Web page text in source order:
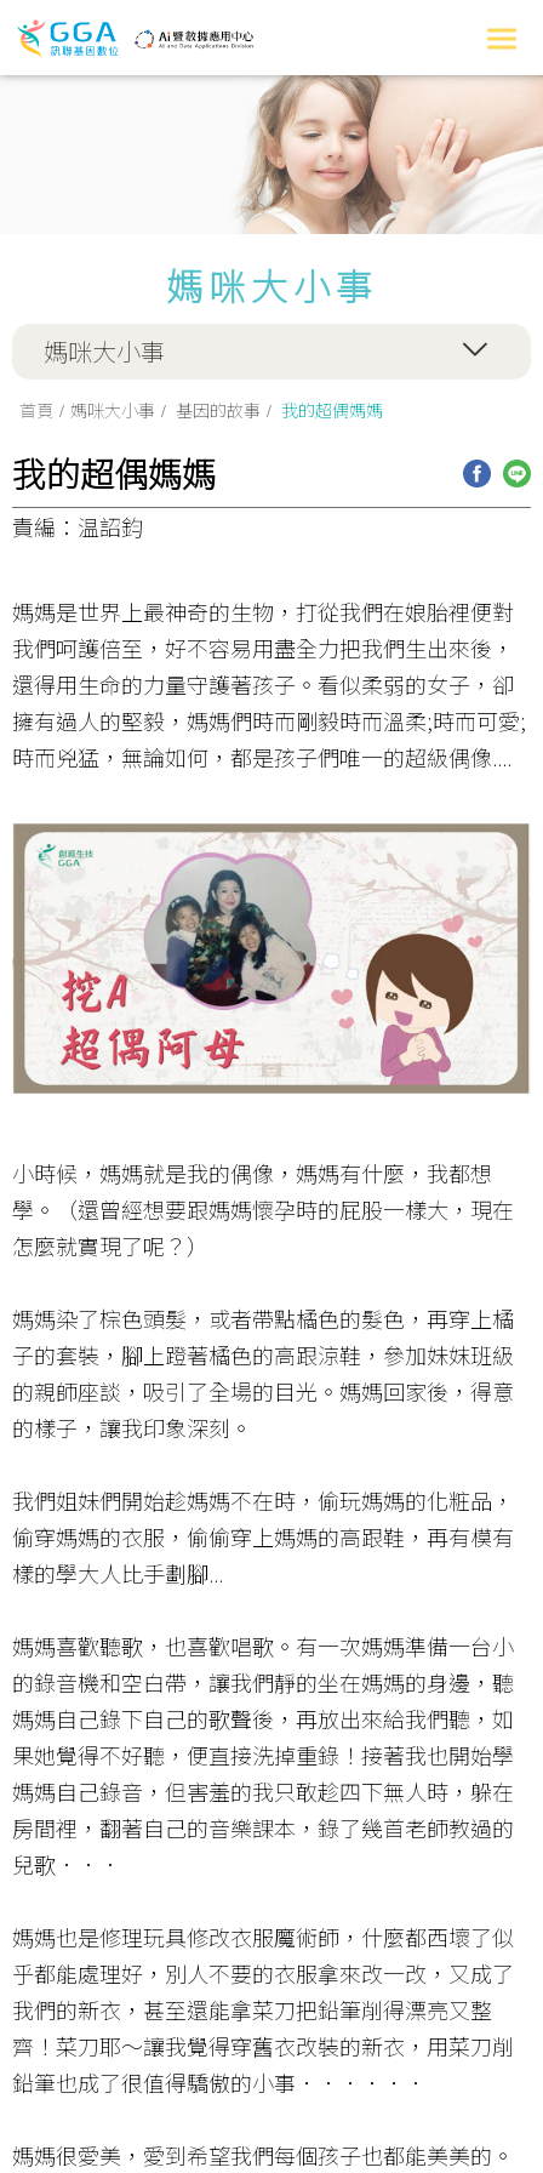
媽咪大小事
媽咪大小事
首頁 媽咪大小事 基因的故事 我的超偶媽媽
我的超偶媽媽
責編：温詔鈞
媽媽是世界上最神奇的生物，打從我們在娘胎裡便對
我們呵護倍至，好不容易用盡全力把我們生出來後，
還得用生命的力量守護著孩子。看似柔弱的女子，卻
擁有過人的堅毅，媽媽們時而剛毅時而溫柔;時而可愛;
時而兇猛，無論如何，都是孩子們唯一的超級偶像....
小時候，媽媽就是我的偶像，媽媽有什麼，我都想
學。（還曾經想要跟媽媽懷孕時的屁股一樣大，現在
怎麼就實現了呢？）
媽媽染了棕色頭髮，或者帶點橘色的髮色，再穿上橘
子的套裝，腳上蹬著橘色的高跟涼鞋，參加妹妺班級
的親師座談，吸引了全場的目光。媽媽回家後，得意
的樣子，讓我印象深刻。
我們姐妹們開始趁媽媽不在時，偷玩媽媽的化粧品，
偷穿媽媽的衣服，偷偷穿上媽媽的高跟鞋，再有模有
樣的學大人比手劃腳...
媽媽喜歡聽歌，也喜歡唱歌。有一次媽媽準備一台小
的錄音機和空白帶，讓我們靜的坐在媽媽的身邊，聽
媽媽自己錄下自己的歌聲後，再放出來給我們聽，如
果她覺得不好聽，便直接洗掉重錄！接著我也開始學
媽媽自己錄音，但害羞的我只敢趁四下無人時，躲在
房間裡，翻著自己的音樂課本，錄了幾首老師教過的
兒歌．．．
媽媽也是修理玩具修改衣服魔術師，什麼都西壞了似
乎都能處理好，別人不要的衣服拿來改一改，又成了
我們的新衣，甚至還能拿菜刀把鉛筆削得漂亮又整
齊！菜刀耶～讓我覺得穿舊衣改裝的新衣，用菜刀削
鉛筆也成了很值得驕傲的小事．．．．．．
媽媽很愛美，愛到希望我們每個孩子也都能美美的。